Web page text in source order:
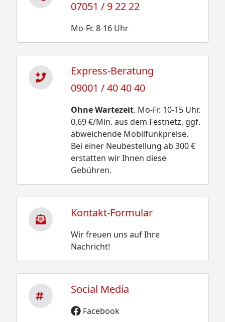
07051 / 9 22 22
Mo-Fr. 8-16 Uhr
Express-Beratung
09001 / 40 40 40
Ohne Wartezeit. Mo-Fr. 10-15 Uhr.
0,69 €/Min. aus dem Festnetz, ggf.
abweichende Mobilfunkpreise.
Bei einer Neubestellung ab 300 €
erstatten wir Ihnen diese
Gebühren.
Kontakt-Formular
Wir freuen uns auf Ihre
Nachricht!
Social Media
Facebook